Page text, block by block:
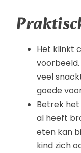
Het klinkt
veel
goede
Betrek het
al heeft
eten kan
kind zich